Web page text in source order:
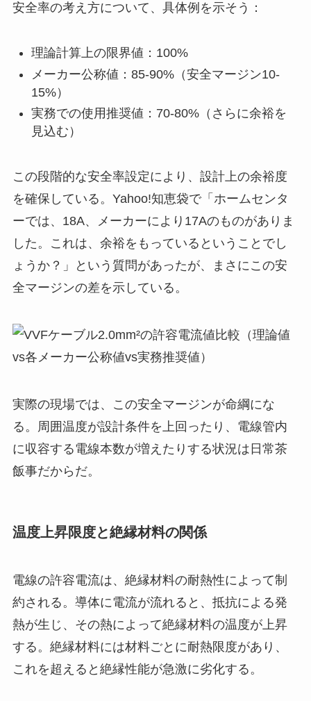
安全率の考え方について、具体例を示そう：
理論計算上の限界値：100%
メーカー公称値：85-90%（安全マージン10-
15%）
実務での使用推奨値：70-80%（さらに余裕を
見込む）
この段階的な安全率設定により、設計上の余裕度
を確保している。Yahoo!知恵袋で「ホームセンタ
ーでは、18A、メーカーにより17Aのものがありま
した。これは、余裕をもっているということでし
ょうか？」という質問があったが、まさにこの安
全マージンの差を示している。
実際の現場では、この安全マージンが命綱にな
る。周囲温度が設計条件を上回ったり、電線管内
に収容する電線本数が増えたりする状況は日常茶
飯事だからだ。
温度上昇限度と絶縁材料の関係
電線の許容電流は、絶縁材料の耐熱性によって制
約される。導体に電流が流れると、抵抗による発
熱が生じ、その熱によって絶縁材料の温度が上昇
する。絶縁材料には材料ごとに耐熱限度があり、
これを超えると絶縁性能が急激に劣化する。